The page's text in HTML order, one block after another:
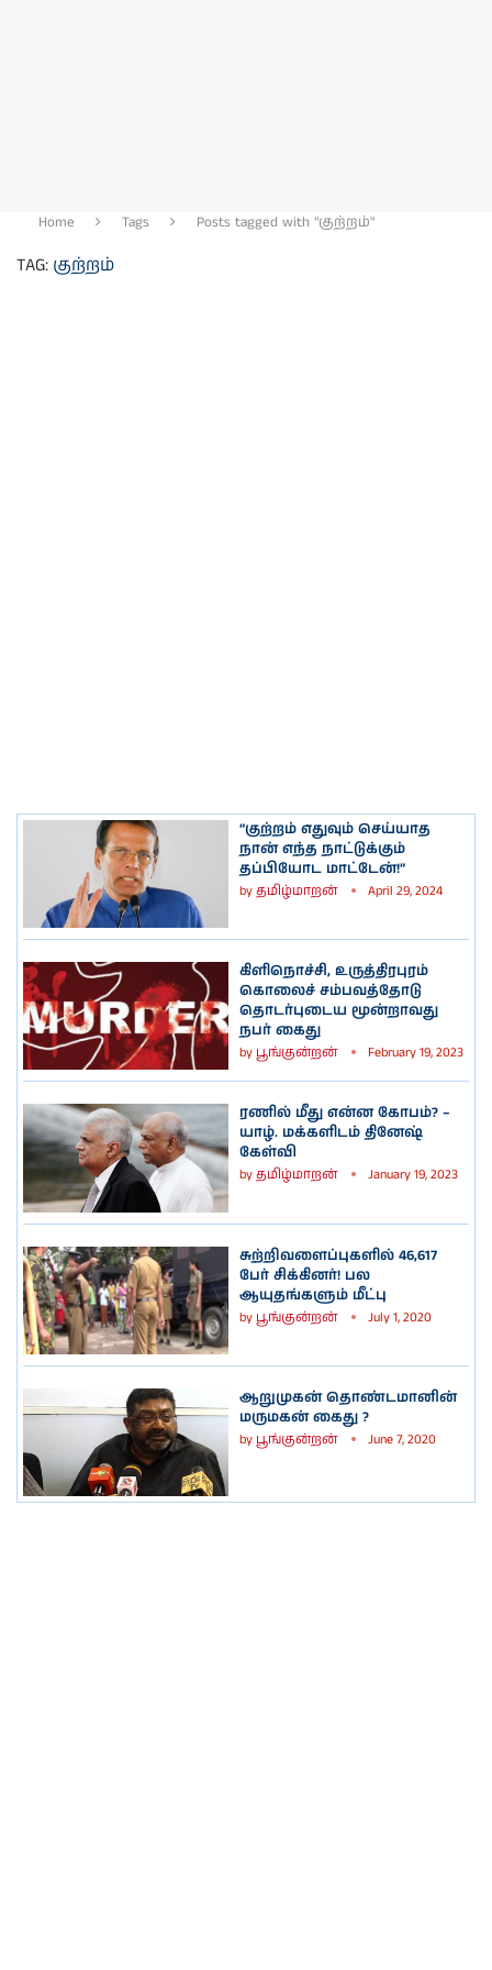
Home Tags Posts tagged with "குற்றம்"
TAG: குற்றம்
“குற்றம் எதுவும் செய்யாத
நான் எந்த நாட்டுக்கும்
தப்பியோட மாட்டேன்!”
byதமிழ்மாறன் April 29, 2024
கிளிநொச்சி, உருத்திரபுரம்
கொலைச் சம்பவத்தோடு
தொடர்புடைய மூன்றாவது
நபர் கைது
by பூங்குன்றன் February 19, 2023
ரணில் மீது என்ன கோபம்? –
யாழ். மக்களிடம் தினேஷ்
கேள்வி
byதமிழ்மாறன் January 19, 2023
சுற்றிவளைப்புகளில் 46,617
பேர் சிக்கினர்! பல
ஆயுதங்களும் மீட்பு
by பூங்குன்றன் July 1, 2020
ஆறுமுகன் தொண்டமானின்
மருமகன் கைது ?
by பூங்குன்றன் June 7, 2020